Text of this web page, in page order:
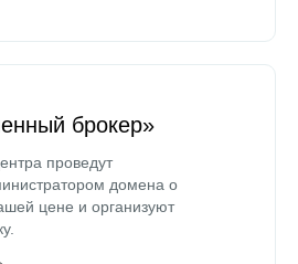
брокер»
проведут
домена о
цене и организуют